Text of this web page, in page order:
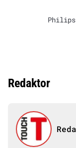
Philips
Redaktor